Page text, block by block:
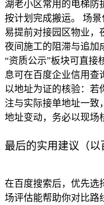
湖老小区常用的电梯防
按计划完成搬运。 场
易提前对接园区物业，
夜间施工的阻滞与追加
“资质公示”板块可直接
息可在百度企业信用查
以地址为证的核验：若
注与实际接单地址一致
地址变动，务必以现场
最后的实用建议（以
在百度搜索后，优先选
场评估能帮助你对比路